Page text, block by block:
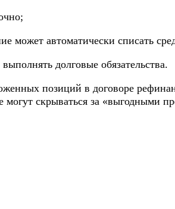
может автоматически списать
долговые обязательства.
позиций в договоре
скрываться за «выгодными